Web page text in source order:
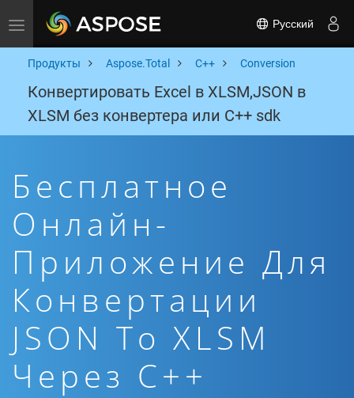
Toggle navigation Русский
Продукты Aspose.Total C++ Conversion
Конвертировать Excel в XLSM,JSON в
XLSM без конвертера или C++ sdk
Бесплатное
Онлайн-
Приложение Для
Конвертации
JSON To XLSM
Через C++